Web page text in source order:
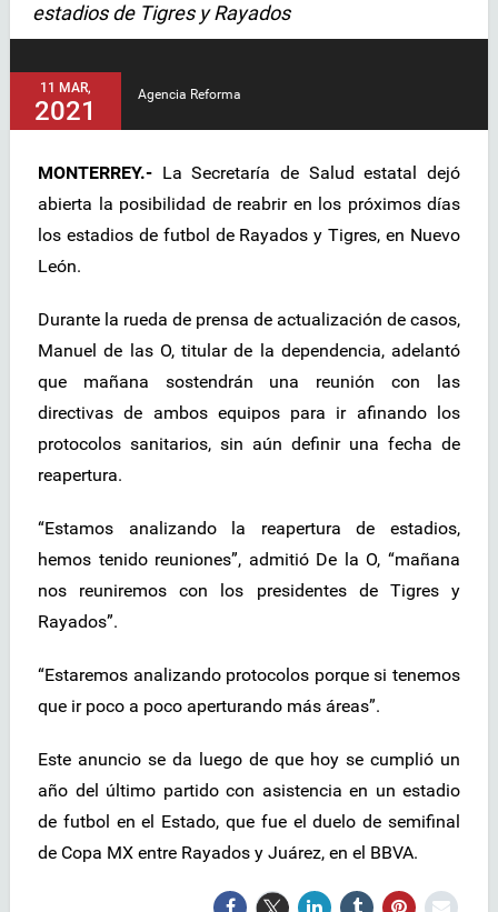
estadios de Tigres y Rayados
11 MAR,
2021
Agencia Reforma
MONTERREY.- La Secretaría de Salud estatal dejó
abierta la posibilidad de reabrir en los próximos días
los estadios de futbol de Rayados y Tigres, en Nuevo
León.
Durante la rueda de prensa de actualización de casos,
Manuel de las O, titular de la dependencia, adelantó
que mañana sostendrán una reunión con las
directivas de ambos equipos para ir afinando los
protocolos sanitarios, sin aún definir una fecha de
reapertura.
“Estamos analizando la reapertura de estadios,
hemos tenido reuniones”, admitió De la O, “mañana
nos reuniremos con los presidentes de Tigres y
Rayados”.
“Estaremos analizando protocolos porque si tenemos
que ir poco a poco aperturando más áreas”.
Este anuncio se da luego de que hoy se cumplió un
año del último partido con asistencia en un estadio
de futbol en el Estado, que fue el duelo de semifinal
de Copa MX entre Rayados y Juárez, en el BBVA.